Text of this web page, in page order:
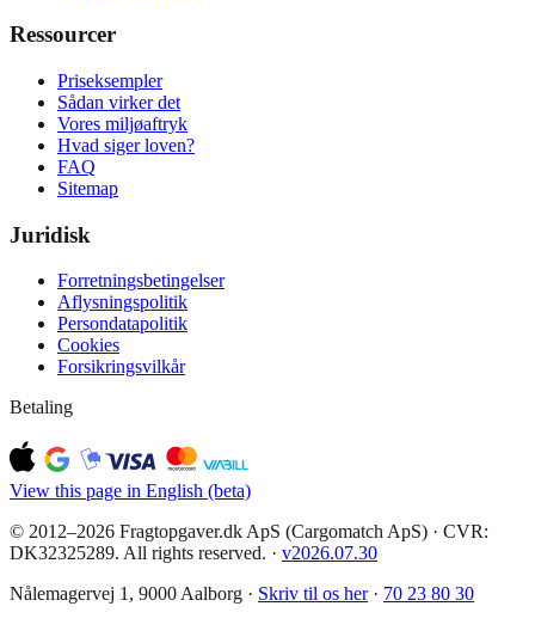
Ressourcer
Priseksempler
Sådan virker det
Vores miljøaftryk
Hvad siger loven?
FAQ
Sitemap
Juridisk
Forretningsbetingelser
Aflysningspolitik
Persondatapolitik
Cookies
Forsikringsvilkår
Betaling
View this page in English (beta)
© 2012–2026 Fragtopgaver.dk ApS (Cargomatch ApS) · CVR:
DK32325289. All rights reserved. · v2026.07.30
Nålemagervej 1, 9000 Aalborg · Skriv til os her · 70 23 80 30